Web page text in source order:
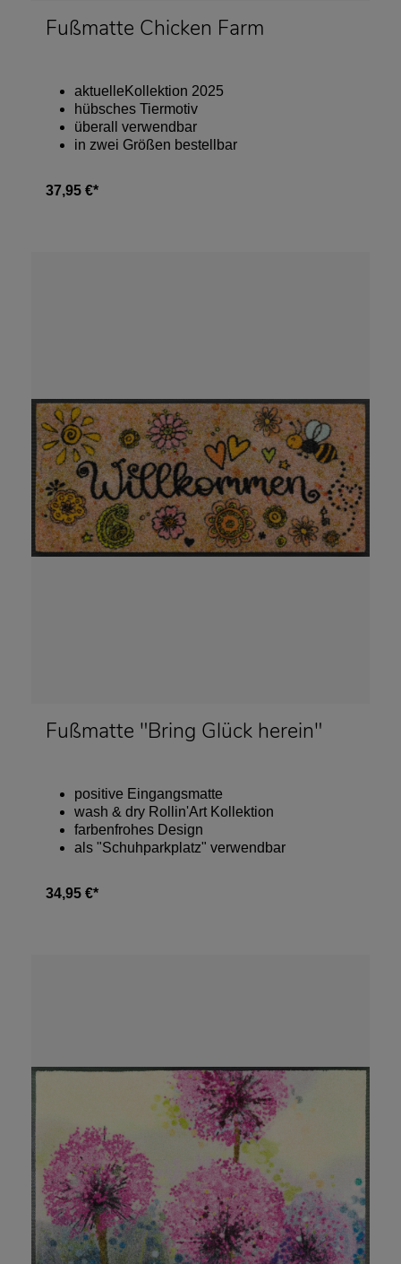
Fußmatte Chicken Farm
aktuelleKollektion 2025
hübsches Tiermotiv
überall verwendbar
in zwei Größen bestellbar
37,95 €*
Fußmatte "Bring Glück herein"
positive Eingangsmatte
wash & dry Rollin'Art Kollektion
farbenfrohes Design
als "Schuhparkplatz" verwendbar
34,95 €*